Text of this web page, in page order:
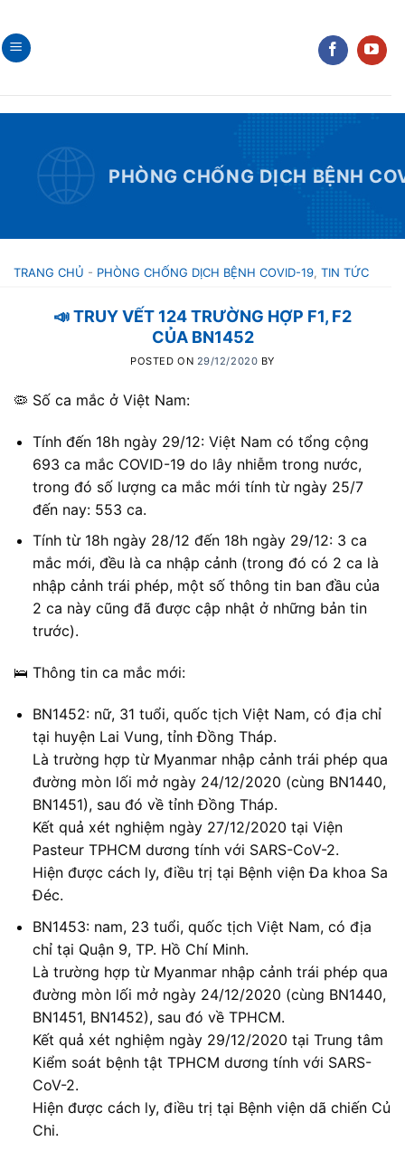
to
content
PHÒNG CHỐNG DỊCH BỆNH
TRANG CHỦ - PHÒNG CHỐNG DỊCH BỆNH COVID-19 TIN TỨC
📣 TRUY VẾT 124 TRƯỜNG HỢP F1, F2
CỦA BN1452
POSTED ON 29/12/2020 BY
🦠 Số ca mắc ở Việt Nam:
Tính đến 18h ngày 29/12: Việt Nam có tổng cộng
693 ca mắc COVID-19 do lây nhiễm trong nước,
trong đó số lượng ca mắc mới tính từ ngày 25/7
đến nay: 553 ca.
Tính từ 18h ngày 28/12 đến 18h ngày 29/12: 3 ca
mắc mới, đều là ca nhập cảnh (trong đó có 2 ca là
nhập cảnh trái phép, một số thông tin ban đầu của
2 ca này cũng đã được cập nhật ở những bản tin
trước).
🛌 Thông tin ca mắc mới:
BN1452: nữ, 31 tuổi, quốc tịch Việt Nam, có địa chỉ
tại huyện Lai Vung, tỉnh Đồng Tháp.
Là trường hợp từ Myanmar nhập cảnh trái phép qua
đường mòn lối mở ngày 24/12/2020 (cùng BN1440,
BN1451), sau đó về tỉnh Đồng Tháp.
Kết quả xét nghiệm ngày 27/12/2020 tại Viện
Pasteur TPHCM dương tính với SARS-CoV-2.
Hiện được cách ly, điều trị tại Bệnh viện Đa khoa Sa
Đéc.
BN1453: nam, 23 tuổi, quốc tịch Việt Nam, có địa
chỉ tại Quận 9, TP. Hồ Chí Minh.
Là trường hợp từ Myanmar nhập cảnh trái phép qua
đường mòn lối mở ngày 24/12/2020 (cùng BN1440,
BN1451, BN1452), sau đó về TPHCM.
Kết quả xét nghiệm ngày 29/12/2020 tại Trung tâm
Kiểm soát bệnh tật TPHCM dương tính với SARS-
CoV-2.
Hiện được cách ly, điều trị tại Bệnh viện dã chiến Củ
Chi.